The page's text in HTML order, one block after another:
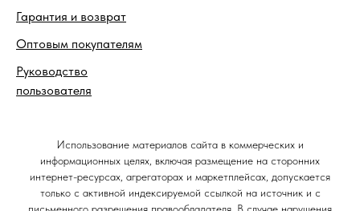
Гарантия и возврат
Оптовым покупателям
Руководство
пользователя
Использование материалов сайта в коммерческих и
информационных целях, включая размещение на сторонних
интернет-ресурсах, агрегаторах и маркетплейсах, допускается
только с активной индексируемой ссылкой на источник и с
письменного разрешения правообладателя. В случае нарушения